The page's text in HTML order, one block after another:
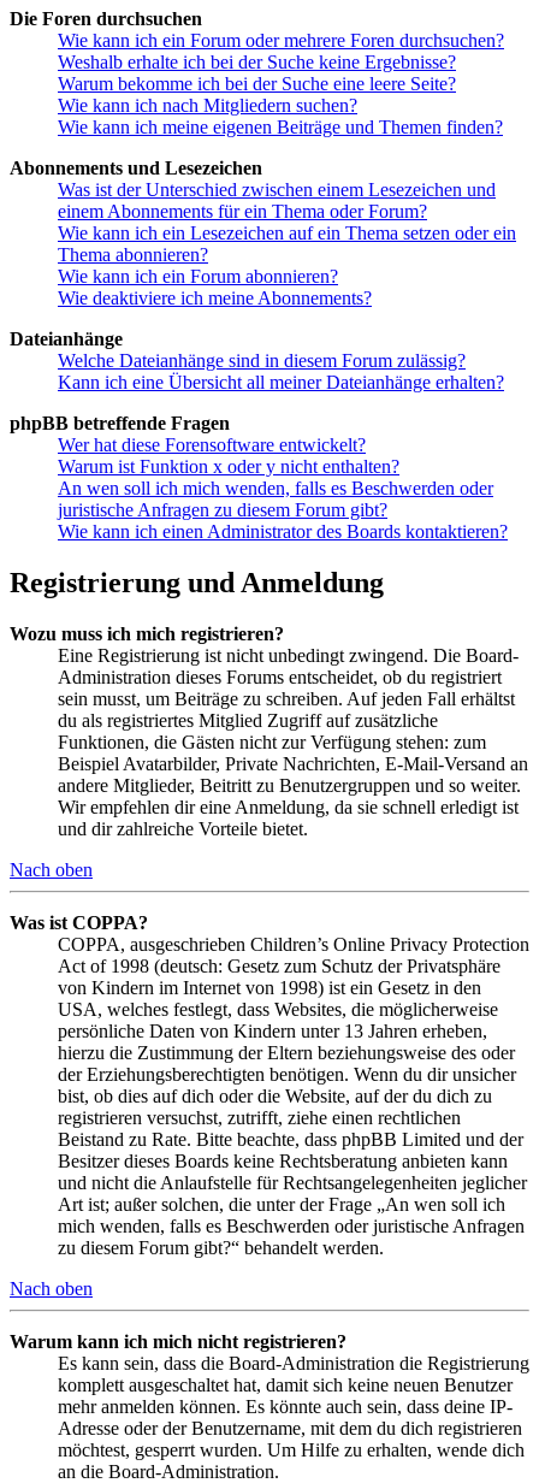
Die Foren durchsuchen
Wie kann ich ein Forum oder mehrere Foren durchsuchen?
Weshalb erhalte ich bei der Suche keine Ergebnisse?
Warum bekomme ich bei der Suche eine leere Seite?
Wie kann ich nach Mitgliedern suchen?
Wie kann ich meine eigenen Beiträge und Themen finden?
Abonnements und Lesezeichen
Was ist der Unterschied zwischen einem Lesezeichen und
einem Abonnements für ein Thema oder Forum?
Wie kann ich ein Lesezeichen auf ein Thema setzen oder ein
Thema abonnieren?
Wie kann ich ein Forum abonnieren?
Wie deaktiviere ich meine Abonnements?
Dateianhänge
Welche Dateianhänge sind in diesem Forum zulässig?
Kann ich eine Übersicht all meiner Dateianhänge erhalten?
phpBB betreffende Fragen
Wer hat diese Forensoftware entwickelt?
Warum ist Funktion x oder y nicht enthalten?
An wen soll ich mich wenden, falls es Beschwerden oder
juristische Anfragen zu diesem Forum gibt?
Wie kann ich einen Administrator des Boards kontaktieren?
Registrierung und Anmeldung
Wozu muss ich mich registrieren?
Eine Registrierung ist nicht unbedingt zwingend. Die Board-
Administration dieses Forums entscheidet, ob du registriert
sein musst, um Beiträge zu schreiben. Auf jeden Fall erhältst
du als registriertes Mitglied Zugriff auf zusätzliche
Funktionen, die Gästen nicht zur Verfügung stehen: zum
Beispiel Avatarbilder, Private Nachrichten, E-Mail-Versand an
andere Mitglieder, Beitritt zu Benutzergruppen und so weiter.
Wir empfehlen dir eine Anmeldung, da sie schnell erledigt ist
und dir zahlreiche Vorteile bietet.
Nach oben
Was ist COPPA?
COPPA, ausgeschrieben Children’s Online Privacy Protection
Act of 1998 (deutsch: Gesetz zum Schutz der Privatsphäre
von Kindern im Internet von 1998) ist ein Gesetz in den
USA, welches festlegt, dass Websites, die möglicherweise
persönliche Daten von Kindern unter 13 Jahren erheben,
hierzu die Zustimmung der Eltern beziehungsweise des oder
der Erziehungsberechtigten benötigen. Wenn du dir unsicher
bist, ob dies auf dich oder die Website, auf der du dich zu
registrieren versuchst, zutrifft, ziehe einen rechtlichen
Beistand zu Rate. Bitte beachte, dass phpBB Limited und der
Besitzer dieses Boards keine Rechtsberatung anbieten kann
und nicht die Anlaufstelle für Rechtsangelegenheiten jeglicher
Art ist; außer solchen, die unter der Frage „An wen soll ich
mich wenden, falls es Beschwerden oder juristische Anfragen
zu diesem Forum gibt?“ behandelt werden.
Nach oben
Warum kann ich mich nicht registrieren?
Es kann sein, dass die Board-Administration die Registrierung
komplett ausgeschaltet hat, damit sich keine neuen Benutzer
mehr anmelden können. Es könnte auch sein, dass deine IP-
Adresse oder der Benutzername, mit dem du dich registrieren
möchtest, gesperrt wurden. Um Hilfe zu erhalten, wende dich
an die Board-Administration.